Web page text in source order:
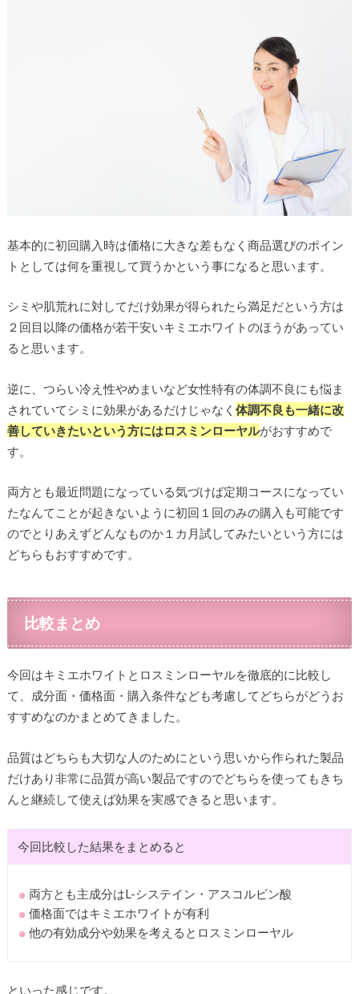
基本的に初回購入時は価格に大きな差もなく商品選びのポイン
トとしては何を重視して買うかという事になると思います。
シミや肌荒れに対してだけ効果が得られたら満足だという方は
２回目以降の価格が若干安いキミエホワイトのほうがあってい
ると思います。
逆に、つらい冷え性やめまいなど女性特有の体調不良にも悩ま
されていてシミに効果があるだけじゃなく 体調不良も一緒に改
善していきたいという方にはロスミンローヤルがおすすめで
す。
両方とも最近問題になっている気づけば定期コースになってい
たなんてことが起きないように初回１回のみの購入も可能です
のでとりあえずどんなものか１カ月試してみたいという方には
どちらもおすすめです。
比較まとめ
今回はキミエホワイトとロスミンローヤルを徹底的に比較し
て、成分面・価格面・購入条件なども考慮してどちらがどうお
すすめなのかまとめてきました。
品質はどちらも大切な人のためにという思いから作られた製品
だけあり非常に品質が高い製品ですのでどちらを使ってもきち
んと継続して使えば効果を実感できると思います。
今回比較した結果をまとめると
両方とも主成分はL-システイン・アスコルビン酸
価格面ではキミエホワイトが有利
他の有効成分や効果を考えるとロスミンローヤル
といった感じです。